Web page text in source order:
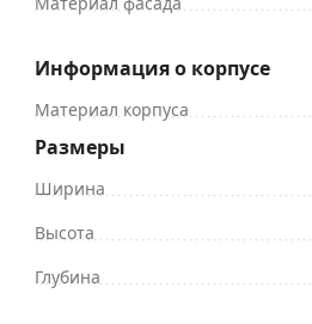
Информация о корпусе
Материал корпуса
Размеры
Ширина
Высота
Глубина